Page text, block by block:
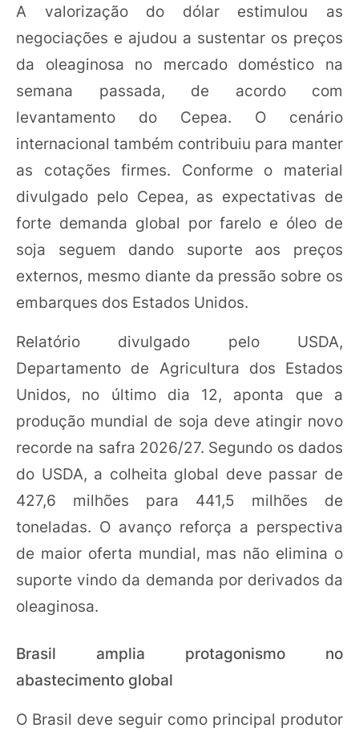
A valorização do dólar estimulou as
negociações e ajudou a sustentar os preços
da oleaginosa no mercado doméstico na
semana passada, de acordo com
levantamento do Cepea. O cenário
internacional também contribuiu para manter
as cotações firmes. Conforme o material
divulgado pelo Cepea, as expectativas de
forte demanda global por farelo e óleo de
soja seguem dando suporte aos preços
externos, mesmo diante da pressão sobre os
embarques dos Estados Unidos.
Relatório divulgado pelo USDA,
Departamento de Agricultura dos Estados
Unidos, no último dia 12, aponta que a
produção mundial de soja deve atingir novo
recorde na safra 2026/27. Segundo os dados
do USDA, a colheita global deve passar de
427,6 milhões para 441,5 milhões de
toneladas. O avanço reforça a perspectiva
de maior oferta mundial, mas não elimina o
suporte vindo da demanda por derivados da
oleaginosa.
Brasil amplia protagonismo no
abastecimento global
O Brasil deve seguir como principal produtor